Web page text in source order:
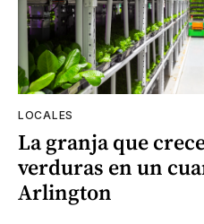
LOCALES
La granja que
verduras en un
Arlington